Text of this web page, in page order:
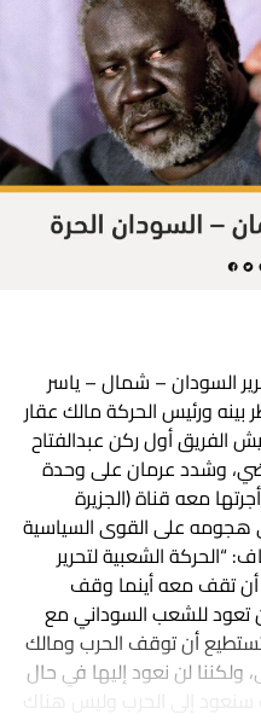
قبل مني مناوي ومحمد
السودان – شمال – ياسر
ورئيس الحركة مالك عقار
الفريق أول ركن عبدالفتاح
الماضي، وشدد عرمان على وحدة
معه قناة (الجزيرة
هجومه على القوى السياسية
“الحركة الشعبية لتحرير
تقف معه أينما وقف
تعود للشعب السوداني مع
أن توقف الحرب ومالك
لن نعود إليها في حال
سنعود إلى الحرب وليس هناك